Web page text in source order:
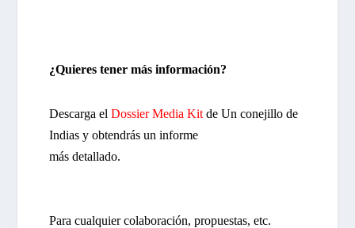
¿Quieres tener más información?
Descarga elDossier Media Kit de Un conejillo de
Indias y obtendrás un informe
más detallado.
Para cualquier colaboración, propuestas, etc.